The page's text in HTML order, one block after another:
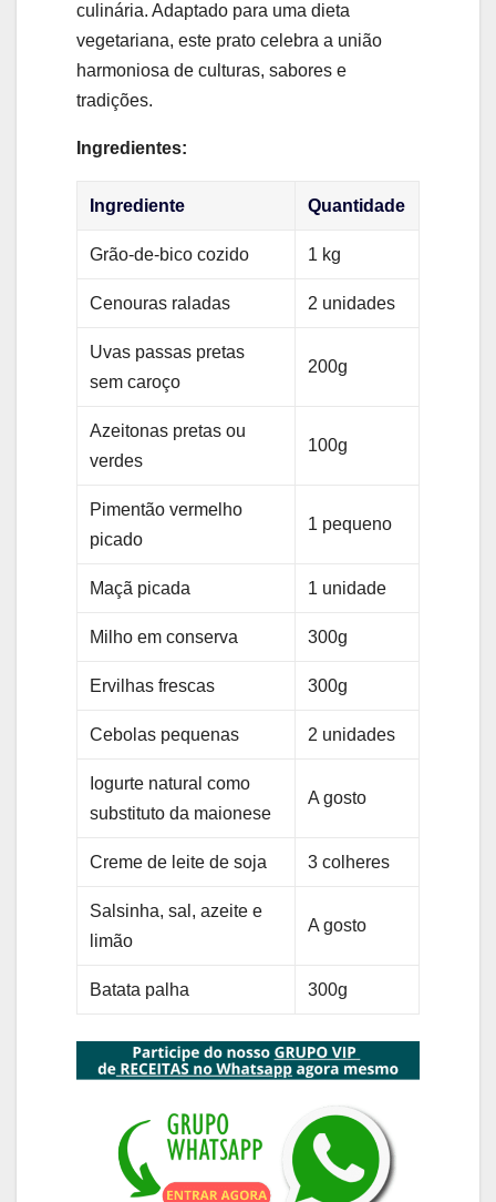
culinária. Adaptado para uma dieta
vegetariana, este prato celebra a união
harmoniosa de culturas, sabores e
tradições.
Ingredientes:
Ingrediente Quantidade
Grão-de-bico cozido 1 kg
Cenouras raladas 2 unidades
Uvas passas pretas
sem caroço
200g
Azeitonas pretas ou
verdes
100g
Pimentão vermelho
picado
1 pequeno
Maçã picada 1 unidade
Milho em conserva 300g
Ervilhas frescas 300g
Cebolas pequenas 2 unidades
Iogurte natural como
substituto da maionese
A gosto
Creme de leite de soja 3 colheres
Salsinha, sal, azeite e
limão
A gosto
Batata palha 300g